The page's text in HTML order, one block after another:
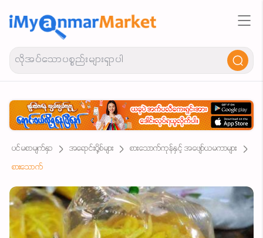
ပင်မစာမျက်နှာ အရောင်းပို့စ်များ
စားသောက်ကုန်နှင့် အဖျော်ယမကာများ
စားသောက်